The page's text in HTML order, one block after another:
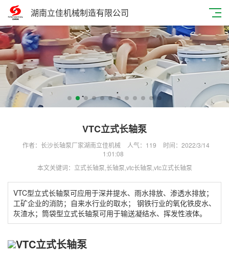
湖南立佳机械制造有限公司
VTC立式长轴泵
作者：长沙长轴泵厂家湖南立佳机械 人气： 119
时间：2022/3/14
1:01:08
本文关键词：立式长轴泵,长轴泵,vtc长轴泵,vtc立式长轴泵
VTC型立式长轴泵可应用于深井提水、雨水排放、渗透水排放；
工矿企业的消防；自来水行业的取水； 钢铁行业的氧化铁皮水、
灰渣水；筒袋型立式长轴泵可用于输送凝结水、挥发性液体。
VTC立式长轴泵